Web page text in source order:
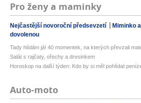
Pro ženy a maminky
Nejčastější novoroční předsevzetí Miminko
dovolenou
Tady hlídám já! 40 momentek, na kterých převzali
Salát s rajčaty, ořechy a dresinkem
Horoskop na další týden: Kdo by si měl pohlídat
Auto-moto